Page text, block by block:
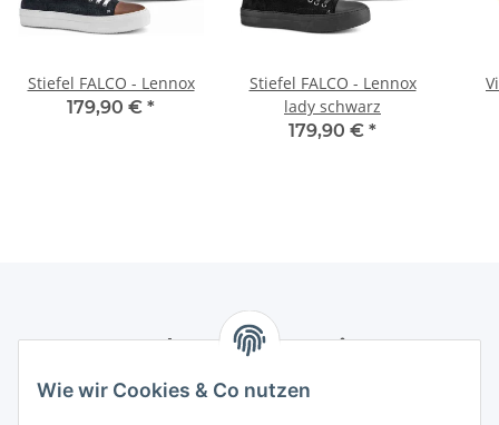
Wie wir Cookies & Co nutzen
Stiefel FALCO - Lennox
179,90 € *
Stiefel FALCO - Lennox
lady schwarz
179,90 € *
Newsletter Abonnieren
Bitte senden Sie mir entsprechend Ihrer